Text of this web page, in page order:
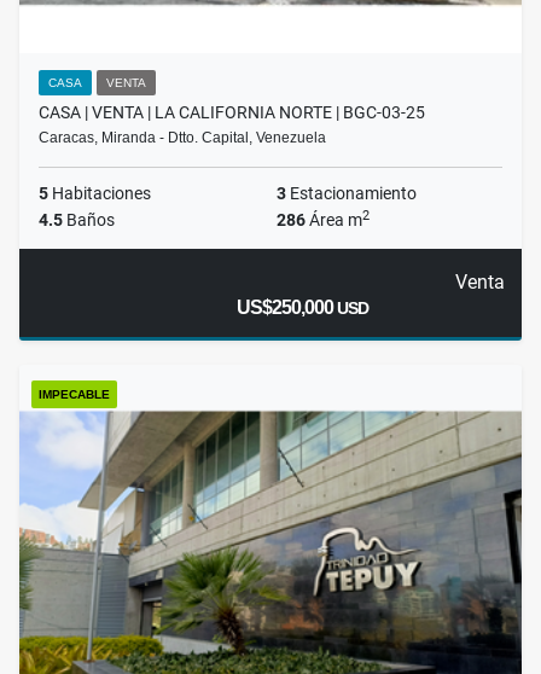
CASA VENTA
CASA | VENTA | LA CALIFORNIA NORTE | BGC-03-25
Caracas, Miranda - Dtto. Capital, Venezuela
5 Habitaciones 3 Estacionamiento
4.5 Baños 286Área m2
Venta
US$250,000USD
IMPECABLE